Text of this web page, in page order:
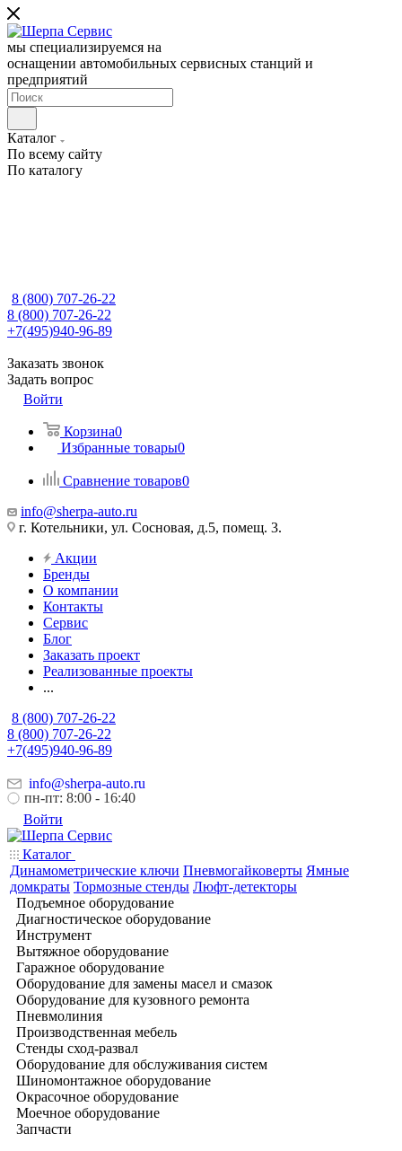
мы специализируемся на
оснащении автомобильных сервисных станций и
предприятий
Каталог
По всему сайту
По каталогу
8 (800) 707-26-22
8 (800) 707-26-22
+7(495)940-96-89
Заказать звонок
Задать вопрос
Войти
Корзина0
Избранные товары0
Сравнение товаров0
info@sherpa-auto.ru
г. Котельники, ул. Сосновая, д.5, помещ. 3.
Акции
Бренды
О компании
Контакты
Сервис
Блог
Заказать проект
Реализованные проекты
...
8 (800) 707-26-22
8 (800) 707-26-22
+7(495)940-96-89
info@sherpa-auto.ru
пн-пт: 8:00 - 16:40
Войти
Каталог
Динамометрические ключи Пневмогайковерты Ямные
домкраты Тормозные стенды Люфт-детекторы
Подъемное оборудование
Диагностическое оборудование
Инструмент
Вытяжное оборудование
Гаражное оборудование
Оборудование для замены масел и смазок
Оборудование для кузовного ремонта
Пневмолиния
Производственная мебель
Стенды сход-развал
Оборудование для обслуживания систем
Шиномонтажное оборудование
Окрасочное оборудование
Моечное оборудование
Запчасти